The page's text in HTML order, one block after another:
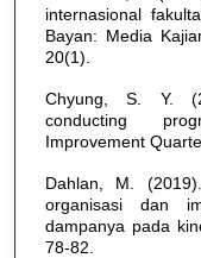
internasional
Bayan: Media
20(1).
Chyung, S. Y.
conducting
Improvement
Dahlan, M.
organisasi dan
dampanya pada
78-82.